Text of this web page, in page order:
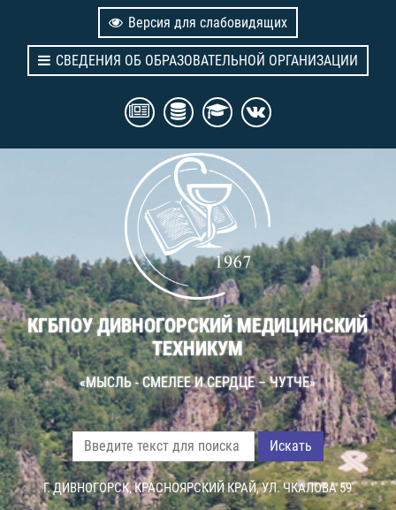
Версия для слабовидящих
СВЕДЕНИЯ ОБ ОБРАЗОВАТЕЛЬНОЙ ОРГАНИЗАЦИИ
КГБПОУ ДИВНОГОРСКИЙ МЕДИЦИНСКИЙ
ТЕХНИКУМ
«МЫСЛЬ - СМЕЛЕЕ И СЕРДЦЕ – ЧУТЧЕ»
Искать
Г. ДИВНОГОРСК, КРАСНОЯРСКИЙ КРАЙ, УЛ. ЧКАЛОВА 59